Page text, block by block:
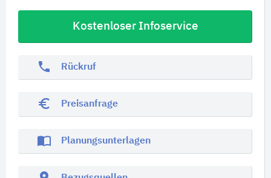
Kostenloser Infoservice
phone Rückruf
euro_symbol Preisanfrage
import_contacts Planungsunterlagen